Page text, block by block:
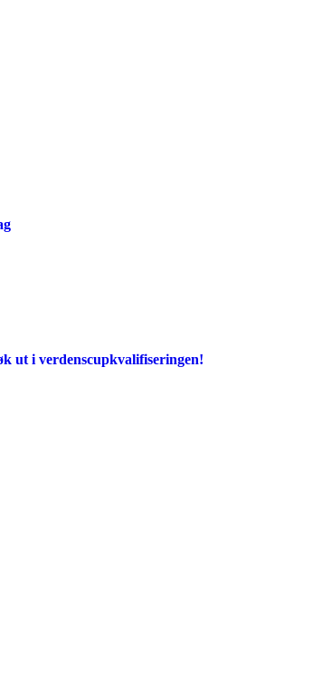
ut i verdenscupkvalifiseringen!